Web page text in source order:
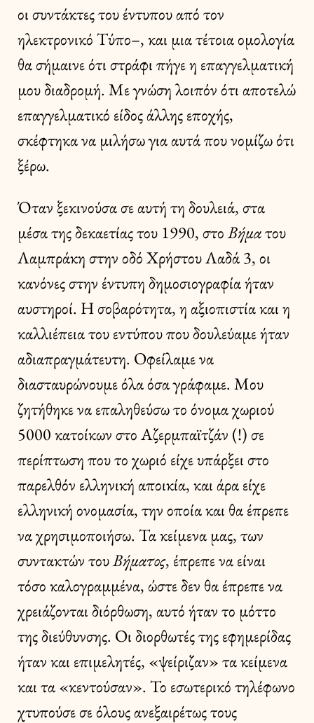
οι συντάκτες του έντυπου από τον
ηλεκτρονικό Τύπο–, και μια τέτοια ομολογία
θα σήμαινε ότι στράφι πήγε η επαγγελματική
μου διαδρομή. Με γνώση λοιπόν ότι αποτελώ
επαγγελματικό είδος άλλης εποχής,
σκέφτηκα να μιλήσω για αυτά που νομίζω ότι
ξέρω.
Όταν ξεκινούσα σε αυτή τη δουλειά, στα
μέσα της δεκαετίας του 1990, στοΒήματου
Λαμπράκη στην οδό Χρήστου Λαδά 3, οι
κανόνες στην έντυπη δημοσιογραφία ήταν
αυστηροί. Η σοβαρότητα, η αξιοπιστία και η
καλλιέπεια του εντύπου που δουλεύαμε ήταν
αδιαπραγμάτευτη. Οφείλαμε να
διασταυρώνουμε όλα όσα γράφαμε. Μου
ζητήθηκε να επαληθεύσω το όνομα χωριού
5000 κατοίκων στο Αζερμπαϊτζάν (!) σε
περίπτωση που το χωριό είχε υπάρξει στο
παρελθόν ελληνική αποικία, και άρα είχε
ελληνική ονομασία, την οποία και θα έπρεπε
να χρησιμοποιήσω. Τα κείμενα μας, των
συντακτών τουΒήματος, έπρεπε να είναι
τόσο καλογραμμένα, ώστε δεν θα έπρεπε να
χρειάζονται διόρθωση, αυτό ήταν το μόττο
της διεύθυνσης. Οι διορθωτές της εφημερίδας
ήταν και επιμελητές, «ψείριζαν» τα κείμενα
και τα «κεντούσαν». Το εσωτερικό τηλέφωνο
χτυπούσε σε όλους ανεξαιρέτως τους